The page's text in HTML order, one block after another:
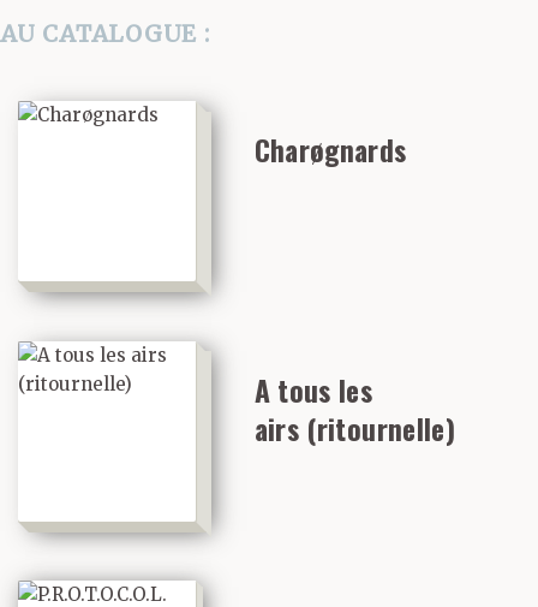
AU CATALOGUE :
Charøgnards
A tous les
airs (ritournelle)